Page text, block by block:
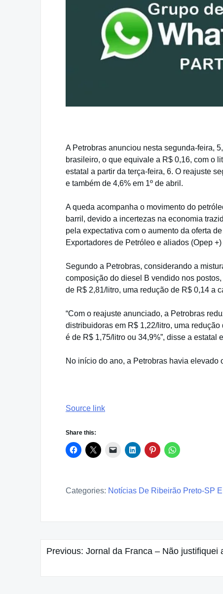
A Petrobras anunciou nesta segunda-feira,
brasileiro, o que equivale a R$ 0,16, com o
estatal a partir da terça-feira, 6. O reajuste
e também de 4,6% em 1º de abril.
A queda acompanha o movimento do
barril, devido a incertezas na economia
pela expectativa com o aumento da oferta
Exportadores de Petróleo e aliados (Opep +)
Segundo a Petrobras, considerando a
composição do diesel B vendido nos
de R$ 2,81/litro, uma redução de R$ 0,14 a
“Com o reajuste anunciado, a Petrobras
distribuidoras em R$ 1,22/litro, uma
é de R$ 1,75/litro ou 34,9%”, disse a estatal
No início do ano, a Petrobras havia elevado
Source link
Share this:
Categories: Notícias De Ribeirão Preto-SP
Post
Previous: Jornal da Franca – Não justifiquei